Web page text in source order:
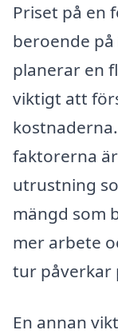
Priset på en
beroende
planerar en
viktigt att
faktorerna
utrustning
mängd som
mer arbete
tur påverkar
En annan